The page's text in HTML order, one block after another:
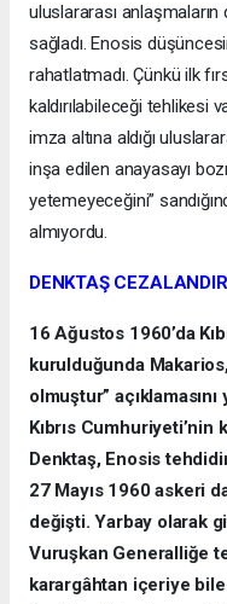
uluslararası anlaşmaların
sağladı. Enosis
rahatlatmadı. Çünkü ilk
kaldırılabileceği tehlikesi
imza altına aldığı
inşa edilen anayasayı
yetemeyeceğini”
almıyordu.
DENKTAŞ
16 Ağustos 1960’da
kurulduğunda
olmuştur”
Kıbrıs Cumhuriyeti’nin
Denktaş, Enosis
27 Mayıs 1960 askeri
değişti. Yarbay olarak
Vuruşkan Generalliğe
karargâhtan içeriye bile